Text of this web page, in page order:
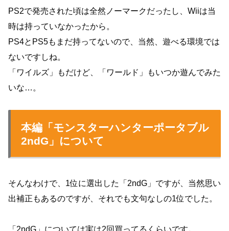
PS2で発売された頃は全然ノーマークだったし、Wiiは当
時は持っていなかったから。
PS4とPS5もまだ持ってないので、当然、遊べる環境では
ないですしね。
「ワイルズ」もだけど、「ワールド」もいつか遊んでみた
いな…。
本編「モンスターハンターポータブル
2ndG」について
そんなわけで、1位に選出した「2ndG」ですが、当然思い
出補正もあるのですが、それでも文句なしの1位でした。